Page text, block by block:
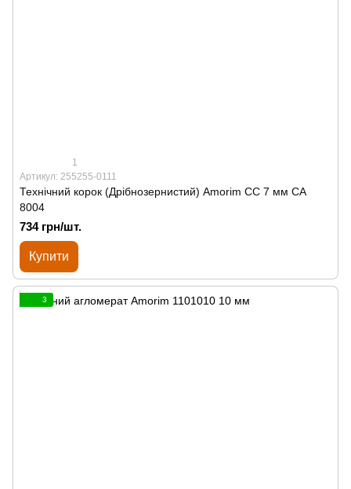
1
Артикул: 255255-0111
Технічний корок (Дрібнозернистий) Amorim CC 7 мм СА
8004
734 грн/шт.
Купити
3